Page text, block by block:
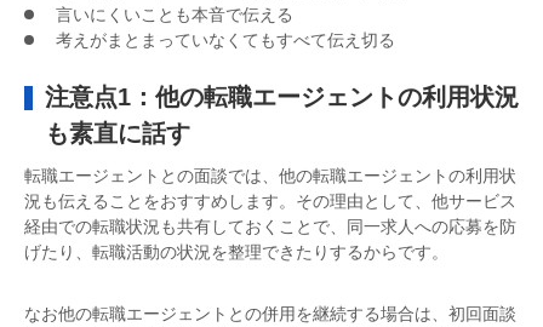
言いにくいことも本音で伝える
考えがまとまっていなくてもすべて伝え切る
注意点1：他の転職エージェントの利用状況
も素直に話す
転職エージェントとの面談では、他の転職エージェントの利用状
況も伝えることをおすすめします。その理由として、他サービス
経由での転職状況も共有しておくことで、同一求人への応募を防
げたり、転職活動の状況を整理できたりするからです。
なお他の転職エージェントとの併用を継続する場合は、初回面談